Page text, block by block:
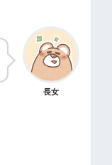
長女